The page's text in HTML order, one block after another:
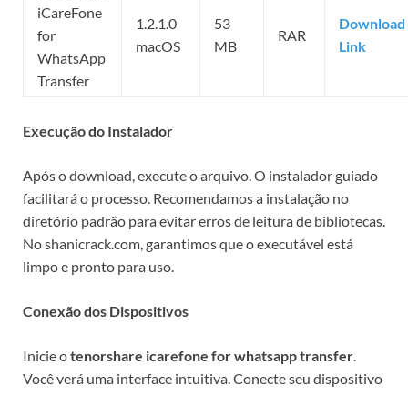
iCareFone
for
WhatsApp
Transfer
1.2.1.0
macOS
53
MB
RAR
Download
Link
Execução do Instalador
Após o download, execute o arquivo. O instalador guiado
facilitará o processo. Recomendamos a instalação no
diretório padrão para evitar erros de leitura de bibliotecas.
No shanicrack.com, garantimos que o executável está
limpo e pronto para uso.
Conexão dos Dispositivos
Inicie otenorshare icarefone for whatsapp transfer.
Você verá uma interface intuitiva. Conecte seu dispositivo